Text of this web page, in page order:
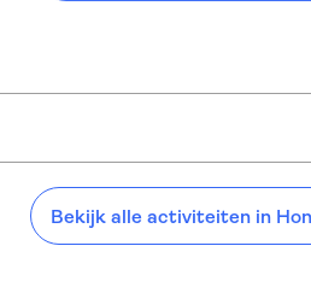
Bekijk alle activiteiten in